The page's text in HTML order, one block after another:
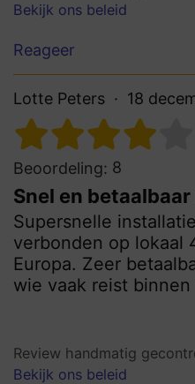
Bekijk ons beleid
Reageer
Lotte Peters 18
Beoordeling: 8
Snel en
Supersnelle
verbonden op lokaal
Europa. Zeer
wie vaak reist
Review handmatig
Bekijk ons beleid